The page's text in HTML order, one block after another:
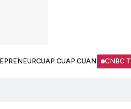
CUAP CUAP CUAN CNBC